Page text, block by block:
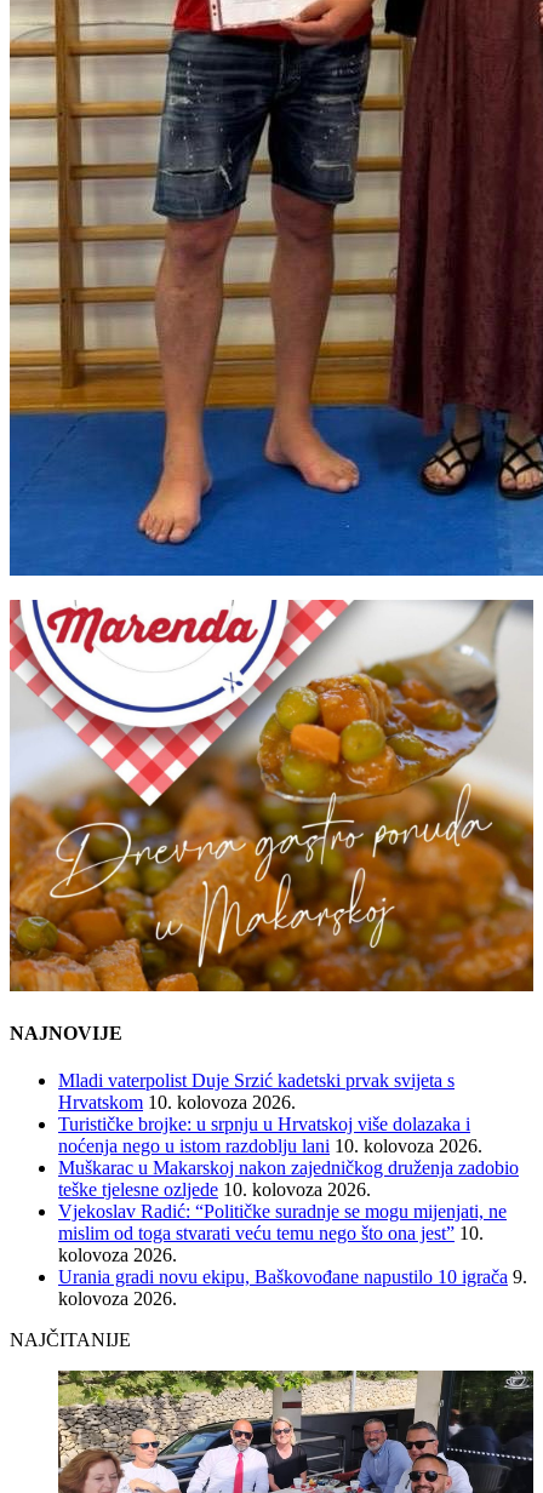
NAJNOVIJE
Mladi vaterpolist Duje Srzić kadetski prvak svijeta s
Hrvatskom 10. kolovoza 2026.
Turističke brojke: u srpnju u Hrvatskoj više dolazaka i
noćenja nego u istom razdoblju lani 10. kolovoza 2026.
Muškarac u Makarskoj nakon zajedničkog druženja zadobio
teške tjelesne ozljede 10. kolovoza 2026.
Vjekoslav Radić: “Političke suradnje se mogu mijenjati, ne
mislim od toga stvarati veću temu nego što ona jest” 10.
kolovoza 2026.
Urania gradi novu ekipu, Baškovođane napustilo 10 igrača 9.
kolovoza 2026.
NAJČITANIJE